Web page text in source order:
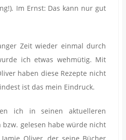
. Im Ernst: Das kann nur gut
Zeit wieder einmal durch
ich etwas wehmütig. Mit
haben diese Rezepte nicht
ist das mein Eindruck.
ich in seinen aktuelleren
bzw. gelesen habe würde nicht